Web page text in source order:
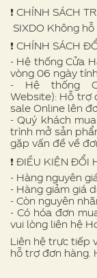
❗️ CHÍNH SÁCH
SIXDO Không
❗️ CHÍNH SÁCH
- Hệ thống Cửa
vòng 06 ngày
- Hệ thống
Website): Hỗ trợ
sale Online lên
- Quý khách
trình mở sản
gặp vấn đề về
❗ ️ĐIỀU KIỆN ĐỔI
- Hàng nguyên
- Hàng giảm giá
- Còn nguyên
- Có hóa đơn
vui lòng liên hệ
Liên hệ trực tiếp
hỗ trợ đơn hàng.